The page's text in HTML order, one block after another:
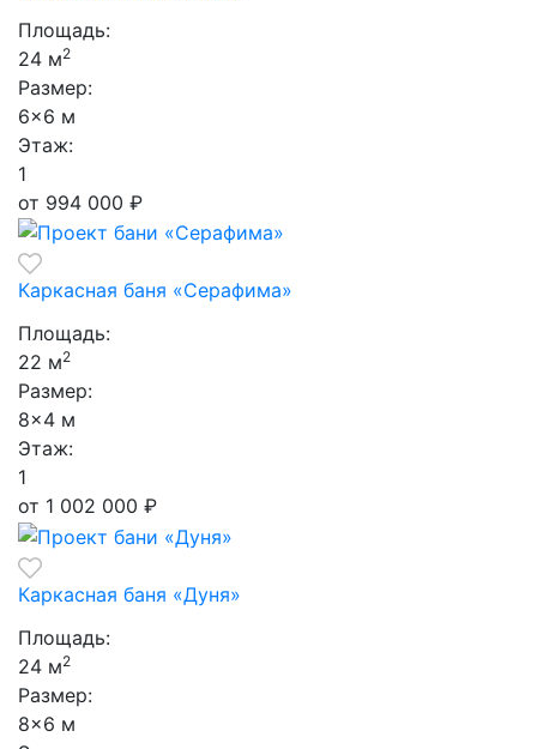
Площадь:
24 м2
Размер:
6×6 м
Этаж:
1
от 994 000 ₽
Каркасная баня «Серафима»
Площадь:
22 м2
Размер:
8×4 м
Этаж:
1
от 1 002 000 ₽
Каркасная баня «Дуня»
Площадь:
24 м2
Размер:
8×6 м